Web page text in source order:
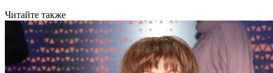
Читайте также